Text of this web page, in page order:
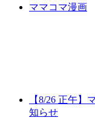
ママコマ漫画
【8/26 正午】
知らせ